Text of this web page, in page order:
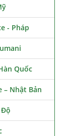
- Pháp
Quốc
– Nhật Bản
Độ